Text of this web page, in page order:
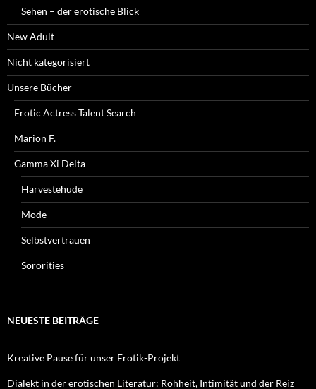
Sehen – der erotische Blick
New Adult
Nicht kategorisiert
Unsere Bücher
Erotic Actress Talent Search
Marion F.
Gamma Xi Delta
Harvestehude
Mode
Selbstvertrauen
Sororities
NEUESTE BEITRÄGE
Kreative Pause für unser Erotik-Projekt
Dialekt in der erotischen Literatur: Rohheit, Intimität und der Reiz